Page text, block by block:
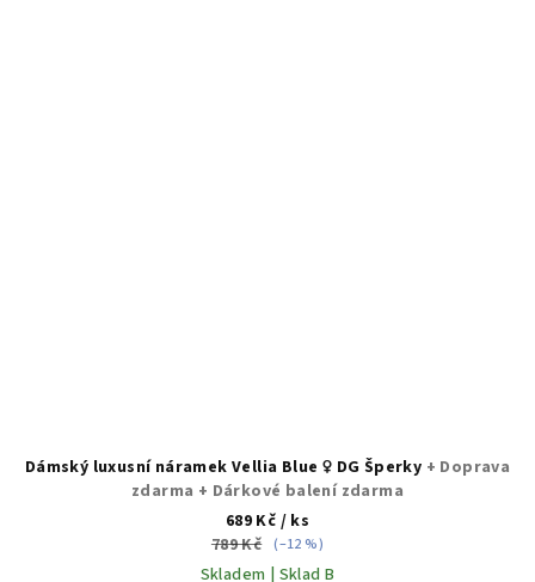
Dámský luxusní náramek Vellia Blue ♀️ DG Šperky + Doprava
zdarma + Dárkové balení zdarma
689 Kč / ks
789 Kč (–12 %)
Skladem | Sklad B